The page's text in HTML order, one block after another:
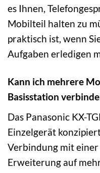
es Ihnen,
Mobilteil halten zu
praktisch ist, wenn
Aufgaben erledigen
Kann ich mehrere
Basisstation
Das Panasonic KX-
Einzelgerät
Verbindung mit
Erweiterung auf